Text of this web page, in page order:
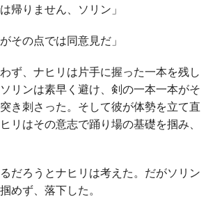
帰りません、ソリン」
その点では同意見だ」
ず、ナヒリは片手に握った一本を残し
リンは素早く避け、剣の一本一本がそ
き刺さった。そして彼が体勢を立て直
リはその意志で踊り場の基礎を掴み、
だろうとナヒリは考えた。だがソリン
めず、落下した。